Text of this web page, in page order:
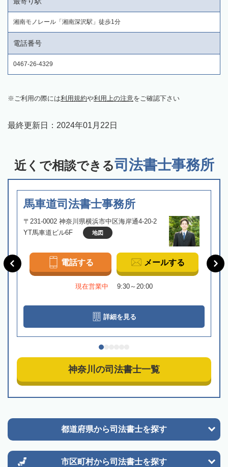
湘南モノレール「湘南深沢駅」徒歩1分
電話番号
0467-26-4329
ご利用の際には利用規約や利用上の注意をご確認下さい
最終更新日： 2024年01月22日
近くで相談できる司法書士事務所
馬車道司法書士事務所
〒231-0002 神奈川県横浜市中区海岸通4-20-2
YT馬車道ビル6F
地図
電話する メールする
現在営業中 9:30～20:00
詳細を見る
神奈川の司法書士一覧
都道府県から司法書士を探す
市区町村から司法書士を探す